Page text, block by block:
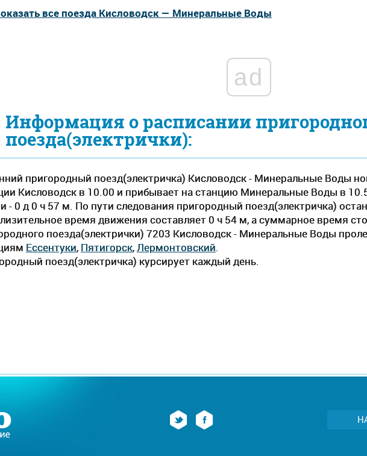
Информация о расписании
поезда(электрички):
пригородный поезд(электричка) Кисловодск - Минеральные Воды
Кисловодск в 10.00 и прибывает на станцию Минеральные Воды в
- 0 д 0 ч 57 м. По пути следования пригородный поезд(электричка)
время движения составляет 0 ч 54 м, а суммарное время
поезда(электрички) 7203 Кисловодск - Минеральные Воды
Ессентуки, Пятигорск,Лермонтовский.
поезд(электричка) курсирует каждый день.
все поезда Кисловодск — Минеральные Воды
ad